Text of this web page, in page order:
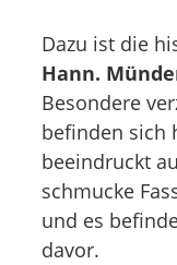
Dazu ist die
Hann.
Besondere
befinden sich
beeindruckt
schmucke
und es
davor.